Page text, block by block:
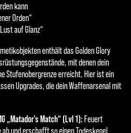
kann
Orden“
auf Glanz“
enthält das Golden Glory
mit denen dein
Stufenobergrenze erreicht. Hier ist ein
Upgrades, die dein Waffenarsenal mit
„Matador's Match“ (Lvl 1): Feuert
und erschafft so einen Todeskegel.